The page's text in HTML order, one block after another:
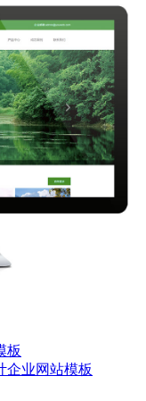
板
企业网站模板